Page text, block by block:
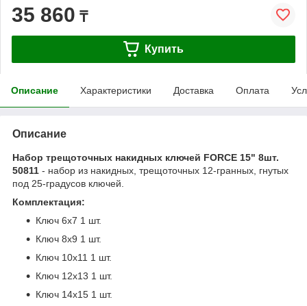
35 860 ₸
Купить
Описание Характеристики Доставка Оплата
Описание
Набор трещоточных накидных ключей FORCE 15" 8шт.
50811 - набор из накидных, трещоточных 12-гранных, гнутых
под 25-градусов ключей.
Комплектация:
Ключ 6x7 1 шт.
Ключ 8x9 1 шт.
Ключ 10x11 1 шт.
Ключ 12x13 1 шт.
Ключ 14x15 1 шт.